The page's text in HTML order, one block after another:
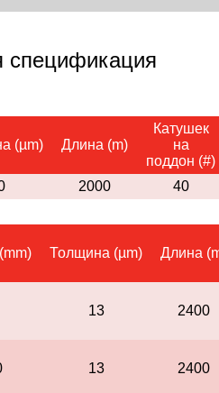
спецификация
(µm) Длина (m)
Катушек
на
поддон (#)
2000 40
Толщина (µm) Длина
13 2400
13 2400